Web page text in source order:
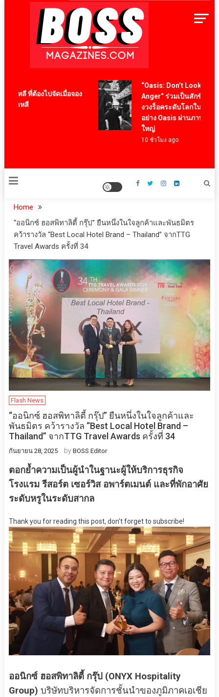
BossMagazinesThailand
หลี ที่ต้องไปจัดเมื่อจอง
“Oasis: Don’t Look Back In
Anger” ร่วมเป็นสักขีพยานกา
งวงร็อคระดับโลกในตำนาน
อย่าง Oasis ผ่านภาพยนตร์สา
ใหญ่
10 ชั่วโมง ago
Home
“ออนิกซ์ ฮอสพิทาลิตี้ กรุ๊ป” ยืนหนึ่งในใจลูกค้าและพันธมิตร
คว้ารางวัล “Best Local Hotel Brand – Thailand” จากTTG
Travel Awards ครั้งที่ 34
Flash News
“ออนิกซ์ ฮอสพิทาลิตี้ กรุ๊ป” ยืนหนึ่งในใจลูกค้าและ
พันธมิตร คว้ารางวัล “Best Local Hotel Brand –
Thailand” จากTTG Travel Awards ครั้งที่ 34
กันยายน 28, 2025 by BOSS Editor
ตอกย้ำความเป็นผู้นำในฐานะผู้ให้บริการธุรกิจ
โรงแรม รีสอร์ต เซอร์วิส อพาร์ตเมนต์ และที่พักอาศัย
ระดับหรูในระดับสากล
Thank you for reading this post, don't forget to subscribe!
ออนิกซ์ ฮอสพิทาลิตี้ กรุ๊ป (ONYX Hospitality
Group) บริษัทบริหารจัดการชั้นนำของภูมิภาคเอเชีย